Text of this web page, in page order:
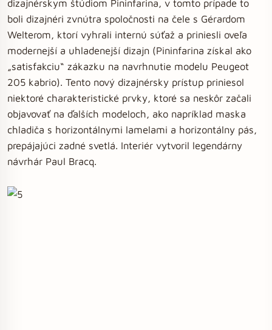
dizajnérskym štúdiom Pininfarina, v tomto prípade to
boli dizajnéri zvnútra spoločnosti na čele s Gérardom
Welterom, ktorí vyhrali internú súťaž a priniesli oveľa
modernejší a uhladenejší dizajn (Pininfarina získal ako
„satisfakciu“ zákazku na navrhnutie modelu Peugeot
205 kabrio). Tento nový dizajnérsky prístup priniesol
niektoré charakteristické prvky, ktoré sa neskôr začali
objavovať na ďalších modeloch, ako napríklad maska ​​
chladiča s horizontálnymi lamelami a horizontálny pás,
prepájajúci zadné svetlá. Interiér vytvoril legendárny
návrhár Paul Bracq.